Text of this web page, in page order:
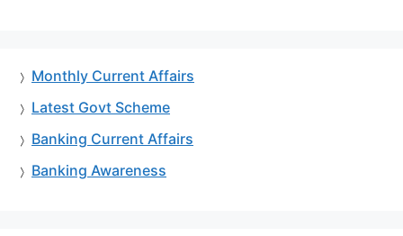
Monthly Current Affairs
Latest Govt Scheme
Banking Current Affairs
Banking Awareness